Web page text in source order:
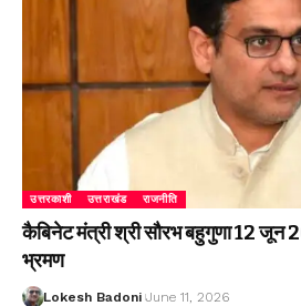
उत्तरकाशी उत्तराखंड राजनीति
कैबिनेट मंत्री श्री सौरभ बहुगुणा 12 जून
भ्रमण
Lokesh Badoni June 11, 2026